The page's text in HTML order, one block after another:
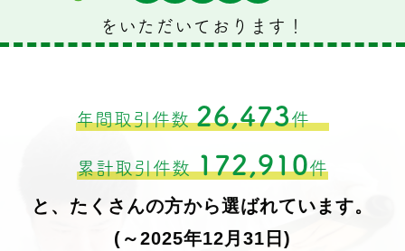
をいただいております！
年間取引件数26,473件
累計取引件数172,910件
と、たくさんの方から選ばれています。
(～2025年12月31日)